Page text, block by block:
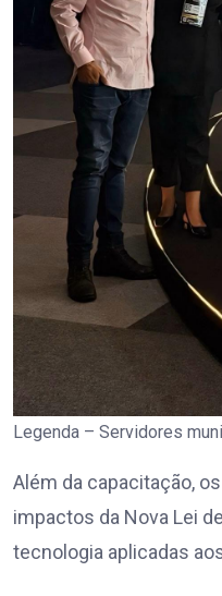
Legenda – Servidores
Além da capacitação,
impactos da Nova Lei
tecnologia aplicadas